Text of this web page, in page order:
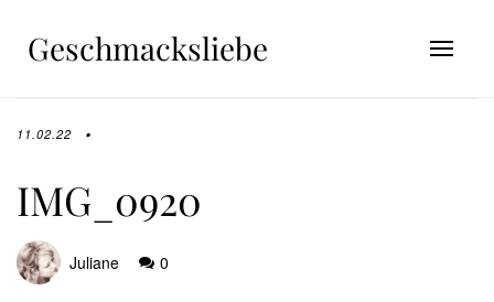
Geschmacksliebe
11.02.22
IMG_0920
Juliane 0